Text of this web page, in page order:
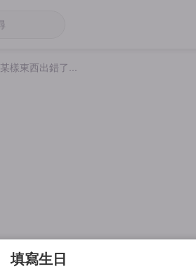
某樣東西出錯了...
填寫生日